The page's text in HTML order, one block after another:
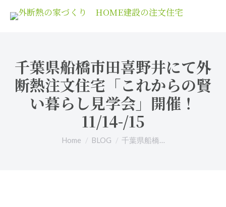
千葉県船橋市田喜野井にて外
断熱注文住宅「これからの賢
い暮らし見学会」開催！
11/14-/15
You are here:
Home BLOG 千葉県船橋…